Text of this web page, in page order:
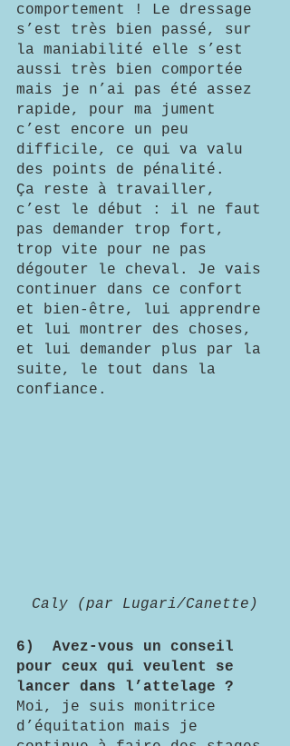
comportement ! Le dressage
s’est très bien passé, sur
la maniabilité elle s’est
aussi très bien comportée
mais je n’ai pas été assez
rapide, pour ma jument
c’est encore un peu
difficile, ce qui va valu
des points de pénalité.
Ça reste à travailler,
c’est le début : il ne faut
pas demander trop fort,
trop vite pour ne pas
dégouter le cheval. Je vais
continuer dans ce confort
et bien-être, lui apprendre
et lui montrer des choses,
et lui demander plus par la
suite, le tout dans la
confiance.
Caly (par Lugari/Canette)
6)	Avez-vous un conseil
pour ceux qui veulent se
lancer dans l’attelage ?
Moi, je suis monitrice
d’équitation mais je